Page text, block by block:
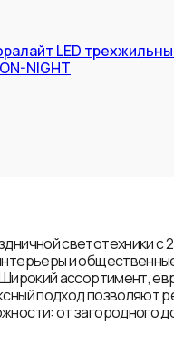
LED
NIGHT
светотехники с
и
ассортимент,
подход позволяют
от загородного